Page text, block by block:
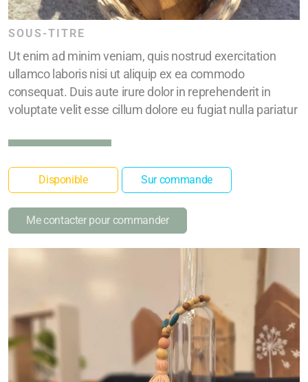
SOUS-TITRE
Ut enim ad minim veniam, quis nostrud exercitation
ullamco laboris nisi ut aliquip ex ea commodo
consequat. Duis aute irure dolor in reprehenderit in
voluptate velit esse cillum dolore eu fugiat nulla pariatur
Disponible Sur commande
Me contacter pour commander